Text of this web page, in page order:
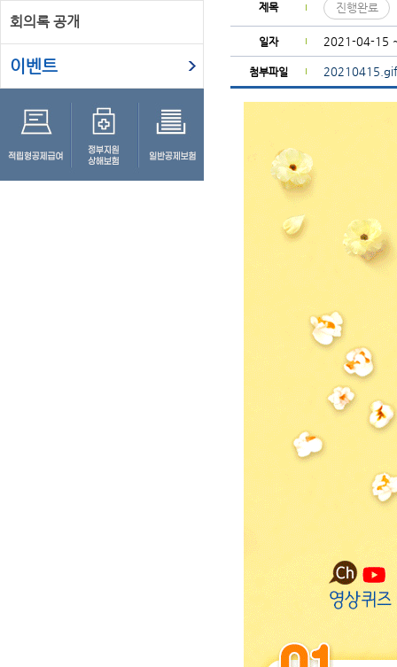
회의록 공개
이벤트
제목 진행완료
일자 2021-04-15
첨부파일 20210415.gif